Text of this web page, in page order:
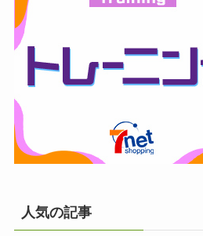
人気の記事